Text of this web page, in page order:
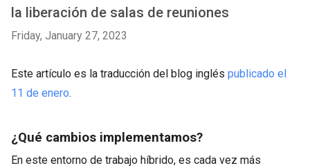
la liberación de salas de reuniones
Friday, January 27, 2023
Este artículo es la traducción del blog inglés publicado el
11 de enero.
¿Qué cambios implementamos?
En este entorno de trabajo híbrido, es cada vez más